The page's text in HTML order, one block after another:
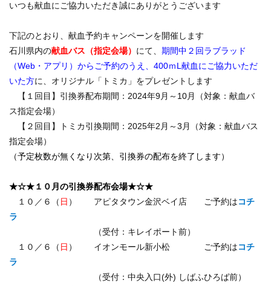
いつも献血にご協力いただき誠にありがとうございます
下記のとおり、献血予約キャンペーンを開催します
石川県内の献血バス（指定会場） にて、 期間中２回ラブラッド
（Web・アプリ）からご予約のうえ、400ｍL献血にご協力いただ
いた方に、オリジナル「トミカ」をプレゼントします
【１回目】引換券配布期間：2024年9月～10月（対象：献血バ
ス指定会場）
【２回目】トミカ引換期間：2025年2月～3月（対象：献血バス
指定会場）
（予定枚数が無くなり次第、引換券の配布を終了します）
★☆★１０ 月の引換券配布会場★☆★
１０／６（ 日 ） アピタタウン金沢ベイ店 ご予約はコチ
ラ
（受付：キレイポート前）
１０／６（ 日 ） イオンモール新小松 ご予約はコチ
ラ
（受付：中央入口(外) しばふひろば前）